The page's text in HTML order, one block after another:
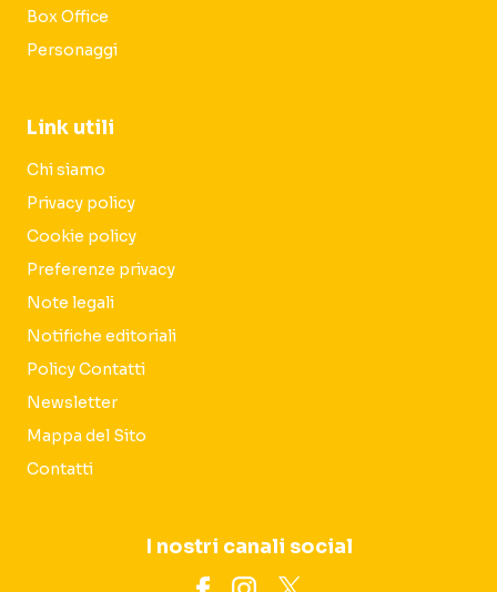
Box Office
Personaggi
Link utili
Chi siamo
Privacy policy
Cookie policy
Preferenze privacy
Note legali
Notifiche editoriali
Policy Contatti
Newsletter
Mappa del Sito
Contatti
I nostri canali social